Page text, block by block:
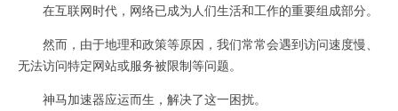
在互联网时代，网络已成为人们生活和工作的重要组成部分。
然而，由于地理和政策等原因，我们常常会遇到访问速度慢、
无法访问特定网站或服务被限制等问题。
神马加速器应运而生，解决了这一困扰。